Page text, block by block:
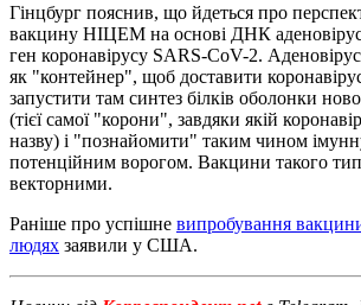
Гінцбург пояснив, що йдеться про
вакцину НІЦЕМ на основі ДНК
ген коронавірусу SARS-CoV-2.
як "контейнер", щоб доставити
запустити там синтез білків оболонки
(тієї самої "корони", завдяки якій
назву) і "познайомити" таким чином
потенційним ворогом. Вакцини такого
векторними.
Раніше про успішне випробування
людях заявили у США.